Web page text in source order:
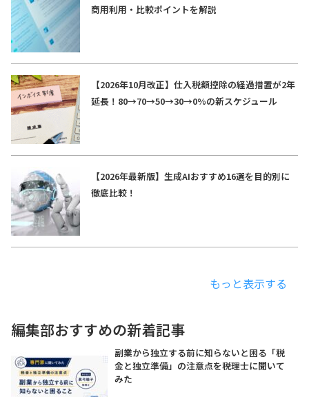
商用利用・比較ポイントを解説
【2026年10月改正】仕入税額控除の経過措置が2年
延長！80→70→50→30→0%の新スケジュール
【2026年最新版】生成AIおすすめ16選を目的別に
徹底比較！
もっと表示する
編集部おすすめの新着記事
副業から独立する前に知らないと困る「税
金と独立準備」の注意点を税理士に聞いて
みた